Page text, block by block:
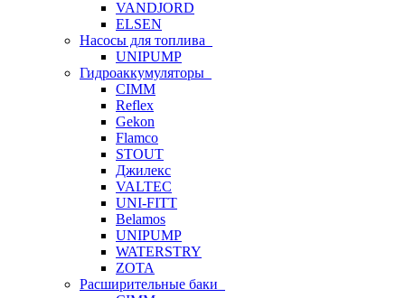
VANDJORD
ELSEN
Насосы для топлива
UNIPUMP
Гидроаккумуляторы
CIMM
Reflex
Gekon
Flamco
STOUT
Джилекс
VALTEC
UNI-FITT
Belamos
UNIPUMP
WATERSTRY
ZOTA
Расширительные баки